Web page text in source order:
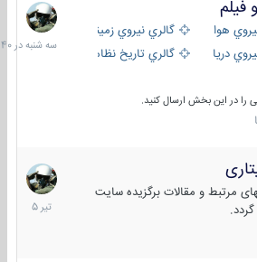
هوايي
گالري نيروي زميني
دريايي
گالري تاریخ نظامی
در این بخش ارسال کنید.
سه
شنبه
در
مرتبط و مقالات برگزیده سایت
16
تیر
1405